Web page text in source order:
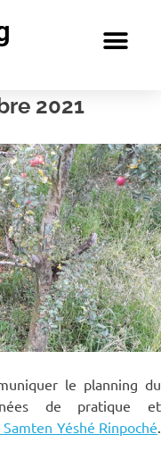
2021
le planning du
de pratique et
Samten Yéshé Rinpoché.